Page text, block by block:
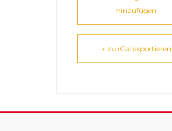
hinzufügen
+ zu iCal exportieren